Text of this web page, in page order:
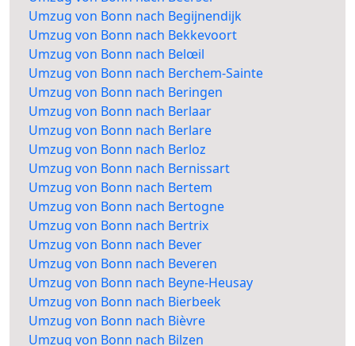
Umzug von Bonn nach Begijnendijk
Umzug von Bonn nach Bekkevoort
Umzug von Bonn nach Belœil
Umzug von Bonn nach Berchem-Sainte
Umzug von Bonn nach Beringen
Umzug von Bonn nach Berlaar
Umzug von Bonn nach Berlare
Umzug von Bonn nach Berloz
Umzug von Bonn nach Bernissart
Umzug von Bonn nach Bertem
Umzug von Bonn nach Bertogne
Umzug von Bonn nach Bertrix
Umzug von Bonn nach Bever
Umzug von Bonn nach Beveren
Umzug von Bonn nach Beyne-Heusay
Umzug von Bonn nach Bierbeek
Umzug von Bonn nach Bièvre
Umzug von Bonn nach Bilzen